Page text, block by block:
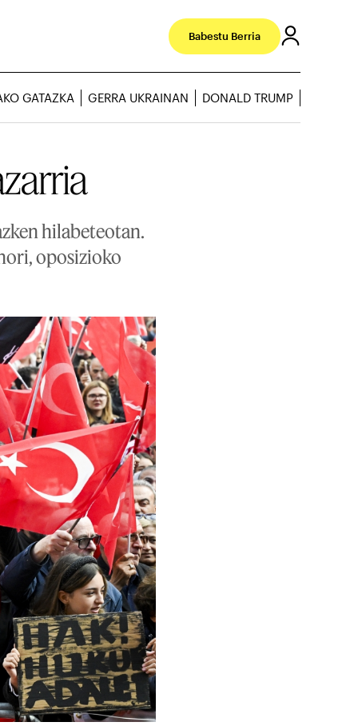
Babestu Berria
GATAZKA GERRA UKRAINAN DONALD TRUMP
hilabeteotan.
oposizioko